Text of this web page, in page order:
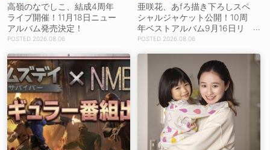
高嶺のなでしこ、結成4周年
ライブ開催！11月18日ニュー
アルバム発売決定！
2026.08.06
亜咲花、あfろ描き下ろしスペ
シャルジャケット公開！10周
年ベストアルバム9月16日リ
リース！2026.08.06